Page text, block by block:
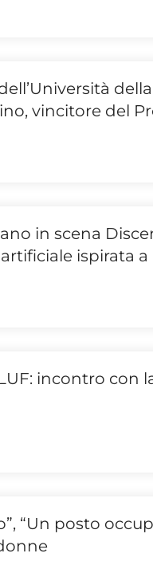
vincitore del
in scena
ispirata
incontro con
“Un posto